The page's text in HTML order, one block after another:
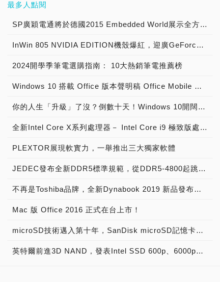
最多人點閱
SP廣穎電通將於德國2015 Embedded World展示全方位工控系列產品
InWin 805 NVIDIA EDITION機殼爆紅，迎廣GeForce GTX特仕版機箱正式開賣！
2024開學季筆電選購指南： 10大熱銷筆電推薦榜
Windows 10 搭載 Office 版本聲明稿 Office Mobile 、 Office 2016 與 Office 365 版本差異說明
你的人生「升級」了沒？倒數十天！Windows 10開闊你的無限視野
全新Intel Core X系列處理器－ Intel Core i9 極致版處理器 重裝上陣
PLEXTOR展現軟實力，一舉推出三大獨家軟體
JEDEC發布全新DDR5標準規範，從DDR5-4800起跳! 將加速導入下世代高效能電腦系統
不再是Toshiba品牌，全新Dynabook 2019 新品發布，透過運算與服務改變世界
Mac 版 Office 2016 正式在台上市！
microSD技術邁入第十年，SanDisk microSD記憶卡出貨量突破20億片
英特爾前進3D NAND，發表Intel SSD 600p、6000p、E 5420s、E 6000p、DC P3520、DC S3520固態硬碟！